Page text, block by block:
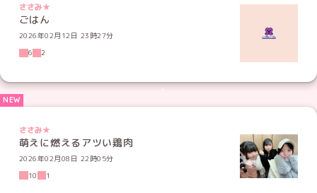
ささみ★
ごはん
2026年02月12日 23時27分
6
2
ささみ★
萌えに燃えるアツい鶏肉
2026年02月08日 22時05分
10
1